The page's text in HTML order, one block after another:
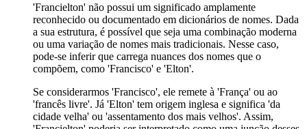
'Francielton' não possui um significado amplamente
reconhecido ou documentado em dicionários de nomes. Dada
a sua estrutura, é possível que seja uma combinação moderna
ou uma variação de nomes mais tradicionais. Nesse caso,
pode-se inferir que carrega nuances dos nomes que o
compõem, como 'Francisco' e 'Elton'.
Se considerarmos 'Francisco', ele remete à 'França' ou ao
'francês livre'. Já 'Elton' tem origem inglesa e significa 'da
cidade velha' ou 'assentamento dos mais velhos'. Assim,